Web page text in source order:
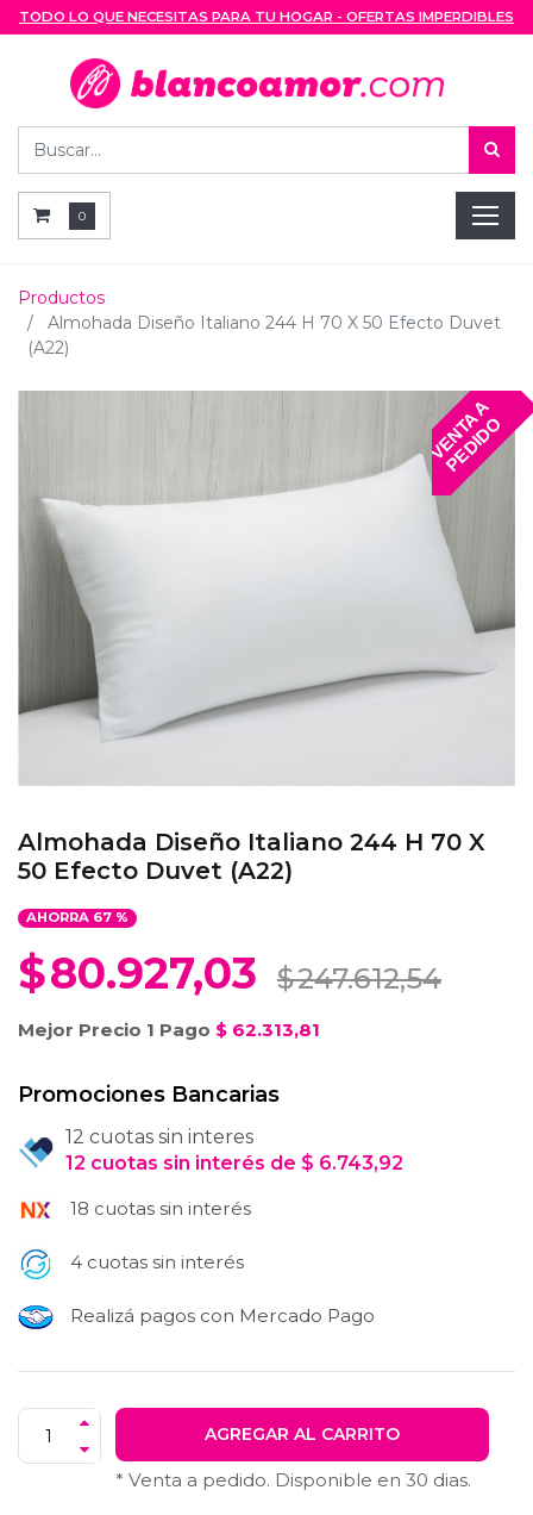
TODO LO QUE NECESITAS PARA TU HOGAR - OFERTAS IMPERDIBLES
0
Productos
Almohada Diseño Italiano 244 H 70 X 50 Efecto Duvet
(A22)
V
E
N
T
A
A
P
E
D
I
D
O
Almohada Diseño Italiano 244 H 70 X
50 Efecto Duvet (A22)
AHORRA 67%
$80.927,03 $247.612,54
Mejor Precio 1 Pago $ 62.313,81
Promociones Bancarias
12 cuotas sin interes
12 cuotas sin interés de $ 6.743,92
18 cuotas sin interés
4 cuotas sin interés
Realizá pagos con Mercado Pago
AGREGAR AL CARRITO
* Venta a pedido. Disponible en 30 dias.